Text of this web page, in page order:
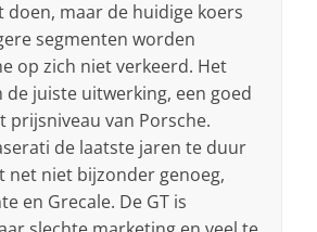
doen, maar de huidige koers
segmenten worden
op zich niet verkeerd. Het
de juiste uitwerking, een goed
prijsniveau van Porsche.
de laatste jaren te duur
net niet bijzonder genoeg,
en Grecale. De GT is